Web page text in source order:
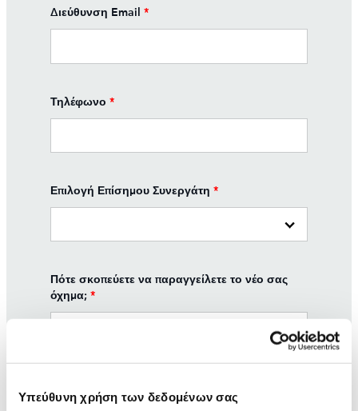
Υπεύθυνη χρήση των δεδομένων σας
Διεύθυνση Email *
Τηλέφωνο *
Επιλογή Επίσημου Συνεργάτη *
Πότε σκοπεύετε να παραγγείλετε το νέο σας
όχημα; *